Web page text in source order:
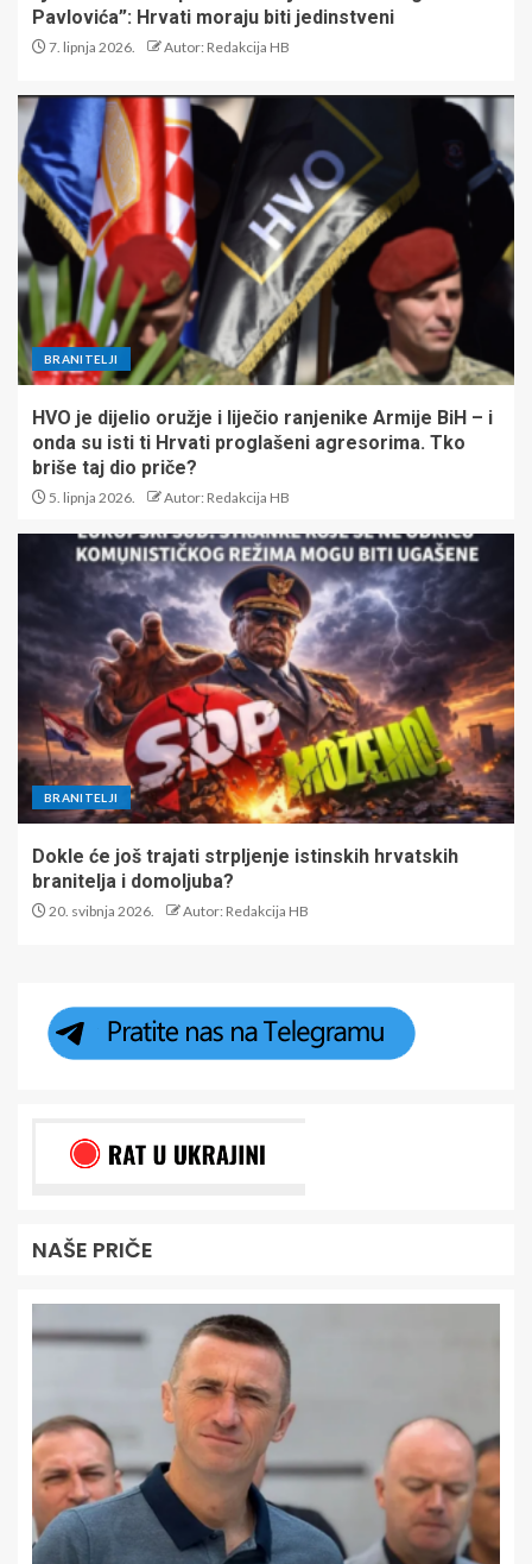
Pavlovića”: Hrvati moraju biti jedinstveni
7. lipnja 2026. Autor: Redakcija HB
BRANITELJI
HVO je dijelio oružje i liječio ranjenike Armije BiH – i
onda su isti ti Hrvati proglašeni agresorima. Tko
briše taj dio priče?
5. lipnja 2026. Autor: Redakcija HB
BRANITELJI
Dokle će još trajati strpljenje istinskih hrvatskih
branitelja i domoljuba?
20. svibnja 2026. Autor: Redakcija HB
NAŠE PRIČE